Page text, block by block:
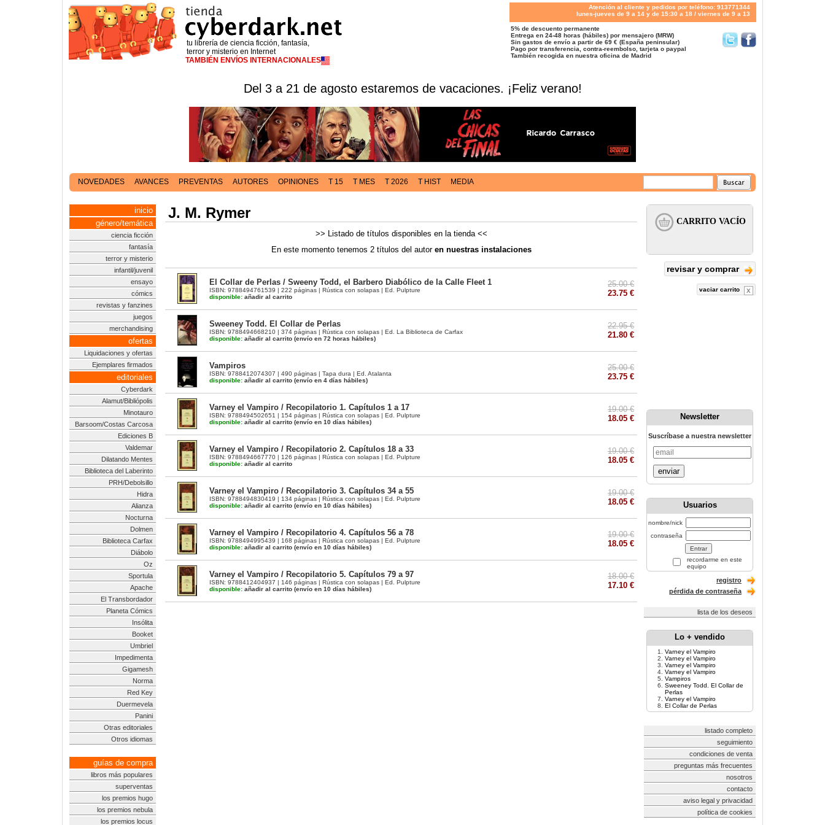
tu librería de ciencia ficción, fantasía,
terror y misterio en Internet
TAMBIÉN ENVÍOS INTERNACIONALES
Atención al cliente y pedidos por teléfono: 913771344
lunes-jueves de 9 a 14 y de 15:30 a 18 / viernes de 9 a 13
5% de descuento permanente
Entrega en 24-48 horas (hábiles) por mensajero (MRW)
Sin gastos de envío a partir de 69 € (España peninsular)
Pago por transferencia, contra-reembolso, tarjeta o paypal
También recogida en nuestra oficina de Madrid
Del 3 a 21 de agosto estaremos de vacaciones. ¡Feliz verano!
NOVEDADES AVANCES PREVENTAS AUTORES OPINIONES T 15 T MES T 2026 T HIST MEDIA
inicio
género/temática
ciencia ficción
fantasía
terror y misterio
infantil/juvenil
ensayo
cómics
revistas y fanzines
juegos
merchandising
ofertas
Liquidaciones y ofertas
Ejemplares firmados
editoriales
Cyberdark
Alamut/Bibliópolis
Minotauro
Barsoom/Costas Carcosa
Ediciones B
Valdemar
Dilatando Mentes
Biblioteca del Laberinto
PRH/Debolsillo
Hidra
Alianza
Nocturna
Dolmen
Biblioteca Carfax
Diábolo
Oz
Sportula
Apache
El Transbordador
Planeta Cómics
Insólita
Booket
Umbriel
Impedimenta
Gigamesh
Norma
Red Key
Duermevela
Panini
Otras editoriales
Otros idiomas
guías de compra
libros más populares
superventas
los premios hugo
los premios nebula
los premios locus
J. M. Rymer
>> Listado de títulos disponibles en la tienda <<
En este momento tenemos 2 títulos del autor en nuestras instalaciones
El Collar de Perlas / Sweeny Todd, el Barbero Diabólico de la Calle Fleet 1
ISBN: 9788494761539 | 222 páginas | Rústica con solapas | Ed. Pulpture
disponible: añadir al carrito
25.00 €
23.75 €
Sweeney Todd. El Collar de Perlas
ISBN: 9788494668210 | 374 páginas | Rústica con solapas | Ed. La Biblioteca de Carfax
disponible: añadir al carrito (envío en 72 horas hábiles)
22.95 €
21.80 €
Vampiros
ISBN: 9788412074307 | 490 páginas | Tapa dura | Ed. Atalanta
disponible: añadir al carrito (envío en 4 días hábiles)
25.00 €
23.75 €
Varney el Vampiro / Recopilatorio 1. Capítulos 1 a 17
ISBN: 9788494502651 | 154 páginas | Rústica con solapas | Ed. Pulpture
disponible: añadir al carrito (envío en 10 días hábiles)
19.00 €
18.05 €
Varney el Vampiro / Recopilatorio 2. Capítulos 18 a 33
ISBN: 9788494667770 | 126 páginas | Rústica con solapas | Ed. Pulpture
disponible: añadir al carrito
19.00 €
18.05 €
Varney el Vampiro / Recopilatorio 3. Capítulos 34 a 55
ISBN: 9788494830419 | 134 páginas | Rústica con solapas | Ed. Pulpture
disponible: añadir al carrito (envío en 10 días hábiles)
19.00 €
18.05 €
Varney el Vampiro / Recopilatorio 4. Capítulos 56 a 78
ISBN: 9788494995439 | 168 páginas | Rústica con solapas | Ed. Pulpture
disponible: añadir al carrito (envío en 10 días hábiles)
19.00 €
18.05 €
Varney el Vampiro / Recopilatorio 5. Capítulos 79 a 97
ISBN: 9788412404937 | 146 páginas | Rústica con solapas | Ed. Pulpture
disponible: añadir al carrito (envío en 10 días hábiles)
18.00 €
17.10 €
revisar y comprar
vaciar carrito
Newsletter
Suscríbase a nuestra newsletter
enviar
Usuarios
nombre/nick
contraseña
recordarme en este
equipo
registro
pérdida de contraseña
lista de los deseos
Lo + vendido
Varney el Vampiro
Varney el Vampiro
Varney el Vampiro
Varney el Vampiro
Vampiros
Sweeney Todd. El Collar de
Perlas
Varney el Vampiro
El Collar de Perlas
listado completo
seguimiento
condiciones de venta
preguntas más frecuentes
nosotros
contacto
aviso legal y privacidad
política de cookies